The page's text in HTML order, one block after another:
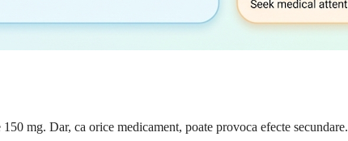
mg. Dar, ca orice medicament, poate provoca efecte secundare.